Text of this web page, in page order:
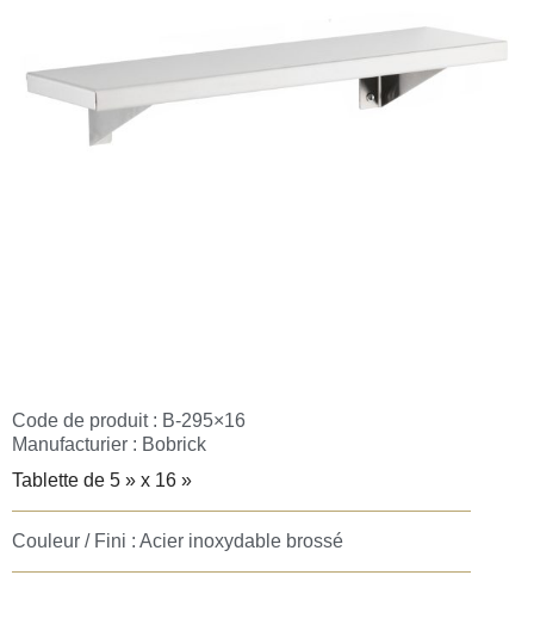
Code de produit : B-295×16
Manufacturier : Bobrick
Tablette de 5 » x 16 »
Couleur / Fini : Acier inoxydable brossé